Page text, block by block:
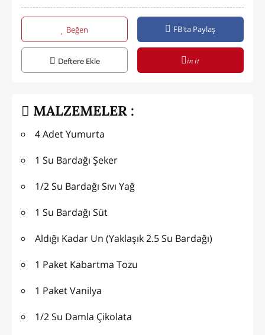
Beğen FB'ta Paylaş
Deftere Ekle in it
MALZEMELER :
4 Adet Yumurta
1 Su Bardağı Şeker
1/2 Su Bardağı Sıvı Yağ
1 Su Bardağı Süt
Aldığı Kadar Un (Yaklaşık 2.5 Su Bardağı)
1 Paket Kabartma Tozu
1 Paket Vanilya
1/2 Su Damla Çikolata